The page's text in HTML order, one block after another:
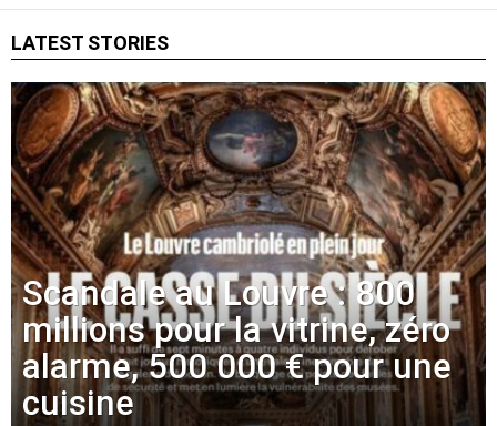
LATEST STORIES
Scandale au Louvre : 800
millions pour la vitrine, zéro
alarme, 500 000 € pour une
cuisine